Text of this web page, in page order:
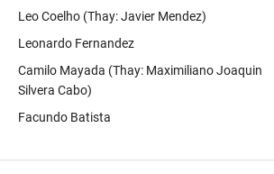
Leo Coelho (Thay: Javier Mendez)
Leonardo Fernandez
Camilo Mayada (Thay: Maximiliano Joaquin
Silvera Cabo)
Facundo Batista